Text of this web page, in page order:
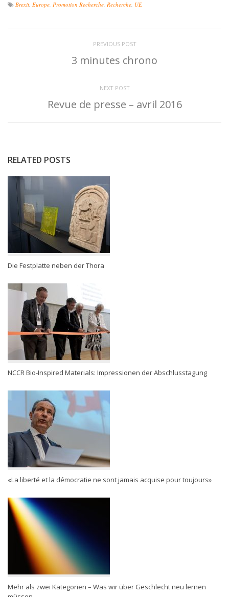
Brexit, Europe, Promotion Recherche, Recherche, UE
PREVIOUS POST
3 minutes chrono
NEXT POST
Revue de presse – avril 2016
RELATED POSTS
Die Festplatte neben der Thora
NCCR Bio-Inspired Materials: Impressionen der Abschlusstagung
«La liberté et la démocratie ne sont jamais acquise pour toujours»
Mehr als zwei Kategorien – Was wir über Geschlecht neu lernen